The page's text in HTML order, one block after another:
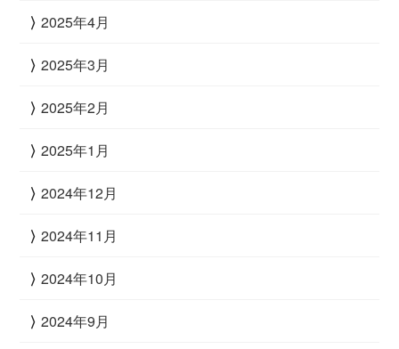
2025年4月
2025年3月
2025年2月
2025年1月
2024年12月
2024年11月
2024年10月
2024年9月